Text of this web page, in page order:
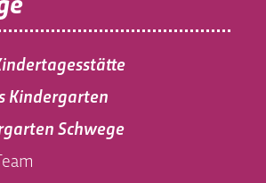
Kindergarten
Schwege